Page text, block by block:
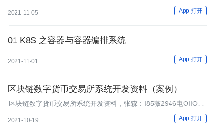
给大家介绍linux系统中查看文件空间的两种方法和在使用中可能会
遇到的奇怪问题.
2021-11-05 App 打开
01 K8S 之容器与容器编排系统
2021-11-01 App 打开
区块链数字货币交易所系统开发资料（案例）
区块链数字货币交易所系统开发资料，张森：I85薇2946电OIIO，
区块链数字货币交易所软件系统开发搭建，区块链数字货币交易所
软件系统开发价格，区块链数字货币交易所软件系统开发，区块链
2021-10-19 App 打开